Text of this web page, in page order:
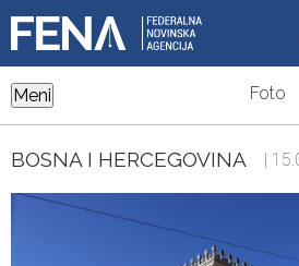
Meni Foto
BOSNA I HERCEGOVINA |